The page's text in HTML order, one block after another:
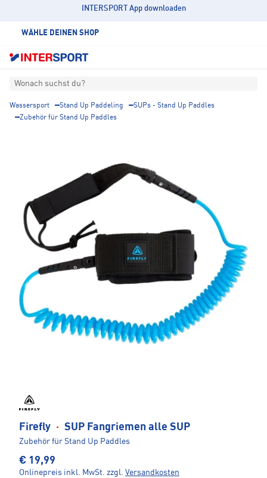
INTERSPORT App downloaden
WÄHLE DEINEN SHOP
Wonach suchst du?
Wassersport Stand Up Paddeling
SUPs - Stand Up Paddles
Zubehör für Stand Up Paddles
Firefly · SUP Fangriemen alle SUP
Zubehör für Stand Up Paddles
€ 19,99
Onlinepreis inkl. MwSt. zzgl. Versandkosten